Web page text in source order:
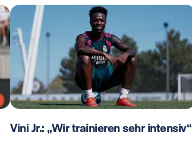
Vini Jr.: „Wir trainieren sehr intensiv“